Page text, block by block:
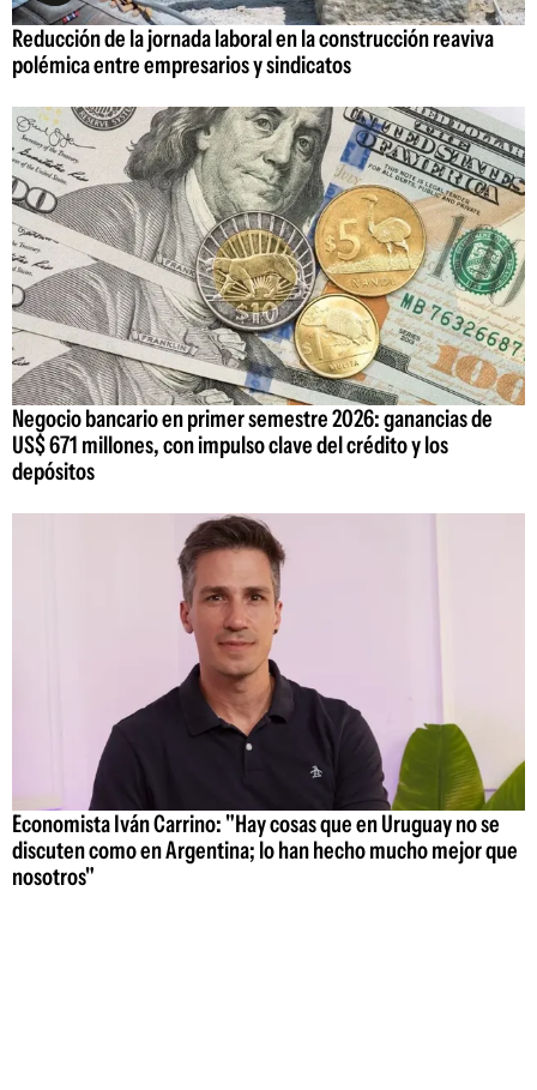
Reducción de la jornada laboral en la construcción reaviva
polémica entre empresarios y sindicatos
Negocio bancario en primer semestre 2026: ganancias de
US$ 671 millones, con impulso clave del crédito y los
depósitos
Economista Iván Carrino: "Hay cosas que en Uruguay no se
discuten como en Argentina; lo han hecho mucho mejor que
nosotros"